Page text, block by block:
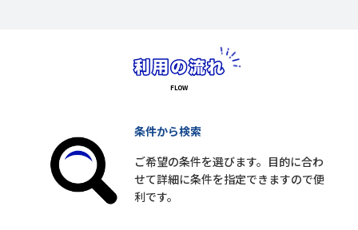
条件から検索
ご希望の条件を選びます。目的に合わ
せて詳細に条件を指定できますので便
利です。